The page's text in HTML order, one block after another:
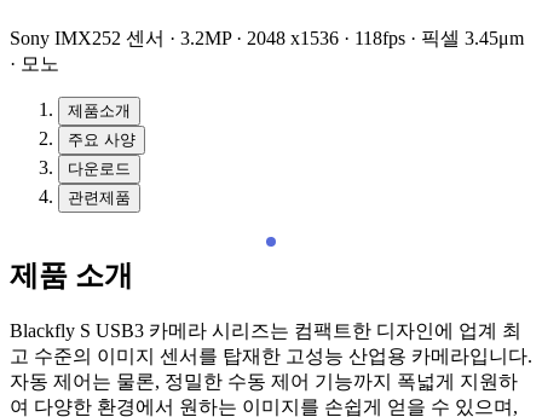
Sony IMX252 센서 · 3.2MP · 2048 x1536 · 118fps · 픽셀 3.45μm
· 모노
제품소개
주요 사양
다운로드
관련제품
제품 소개
Blackfly S USB3 카메라 시리즈는 컴팩트한 디자인에 업계 최
고 수준의 이미지 센서를 탑재한 고성능 산업용 카메라입니다.
자동 제어는 물론, 정밀한 수동 제어 기능까지 폭넓게 지원하
여 다양한 환경에서 원하는 이미지를 손쉽게 얻을 수 있으며,